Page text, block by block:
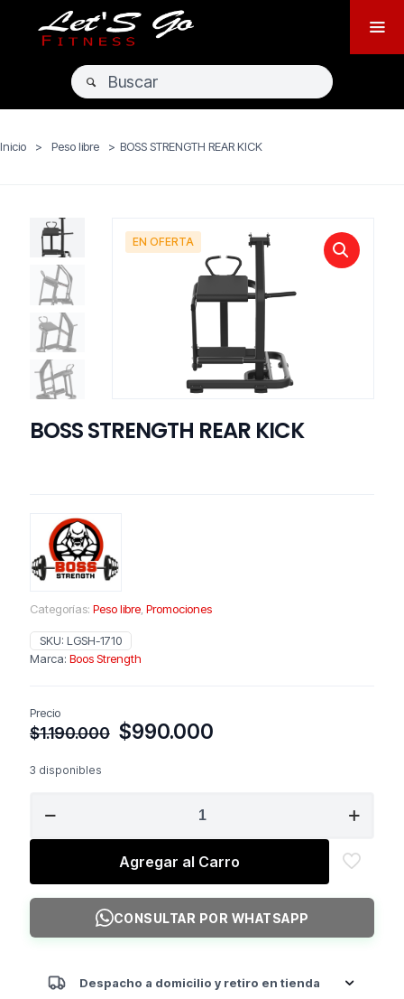
Inicio > Peso libre > BOSS STRENGTH REAR KICK
EN OFERTA
BOSS STRENGTH REAR KICK
Categorías: Peso libre, Promociones
SKU: LGSH-1710
Marca: Boos Strength
Precio
$1.190.000 El
$1.190.000.
$990.000
3 disponibles
STRENGTH
Agregar al Carro
CONSULTAR POR WHATSAPP
Despacho a domicilio y retiro en tienda